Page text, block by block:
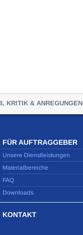
KRITIK & ANREGUNGEN
FÜR AUFTRAGGEBER
Unsere Dienstleistungen
Materialbereiche
FAQ
Downloads
KONTAKT